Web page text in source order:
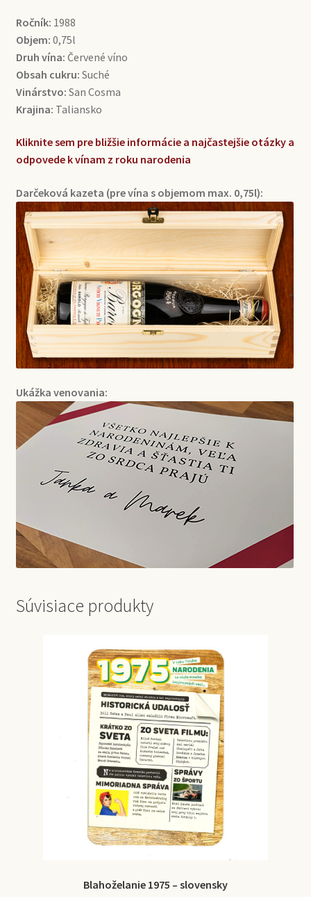
Ročník: 1988
Objem: 0,75l
Druh vína: Červené víno
Obsah cukru: Suché
Vinárstvo: San Cosma
Krajina: Taliansko
Kliknite sem pre bližšie informácie a najčastejšie otázky a
odpovede k vínam z roku narodenia
Darčeková kazeta (pre vína s objemom max. 0,75l):
Ukážka venovania:
Súvisiace produkty
Blahoželanie 1975 – slovensky